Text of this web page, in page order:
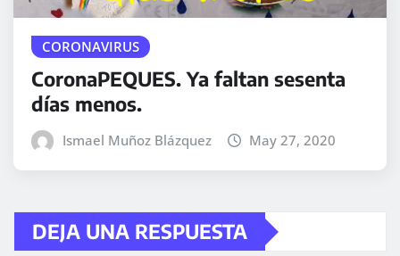
CORONAVIRUS
CoronaPEQUES. Ya faltan sesenta
días menos.
Ismael Muñoz Blázquez May 27, 2020
DEJA UNA RESPUESTA